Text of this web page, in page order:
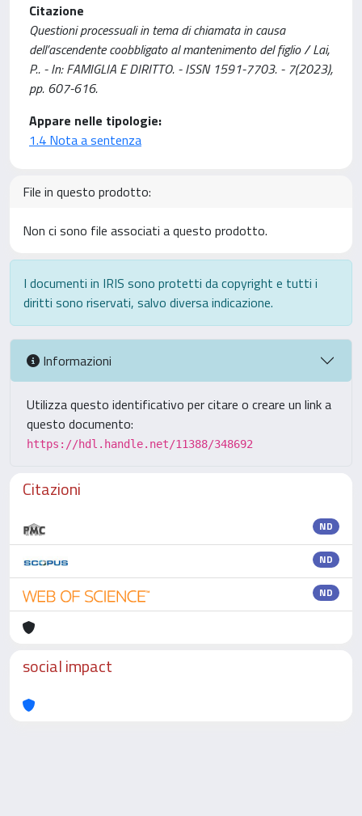
Citazione
Questioni processuali in tema di chiamata in causa
dell’ascendente coobbligato al mantenimento del figlio / Lai,
P.. - In: FAMIGLIA E DIRITTO. - ISSN 1591-7703. - 7(2023),
pp. 607-616.
Appare nelle tipologie:
1.4 Nota a sentenza
File in questo prodotto:
Non ci sono file associati a questo prodotto.
I documenti in IRIS sono protetti da copyright e tutti i
diritti sono riservati, salvo diversa indicazione.
Informazioni
Utilizza questo identificativo per citare o creare un link a
questo documento:
https://hdl.handle.net/11388/348692
Citazioni
ND
ND
ND
social impact